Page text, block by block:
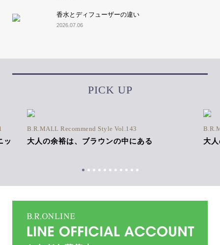
香水とディフューザーの違い
2026.07.06
PICK UP
ッ
B.R.MALL Recommend Style Vol.143
大人の余裕は、ブラウンの中にある 大